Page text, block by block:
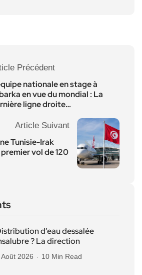
Précédent
nationale en stage à
en vue du mondial : La
ligne droite…
Article Suivant
Tunisie-Irak
vol de 120
d’eau dessalée
? La direction
Août 2026 10 Min Read